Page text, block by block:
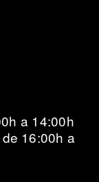
a 14:00h
16:00h a